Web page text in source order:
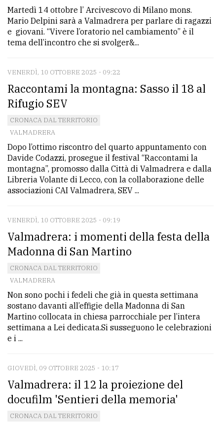
Martedì 14 ottobre l’ Arcivescovo di Milano mons.
Mario Delpini sarà a Valmadrera per parlare di ragazzi
e giovani. “Vivere l’oratorio nel cambiamento” è il
tema dell’incontro che si svolger&...
VENERDÌ, 10 OTTOBRE 2025 - 09:22
Raccontami la montagna: Sasso il 18 al
Rifugio SEV
CRONACA DAL TERRITORIO
VALMADRERA
Dopo l’ottimo riscontro del quarto appuntamento con
Davide Codazzi, prosegue il festival “Raccontami la
montagna”, promosso dalla Città di Valmadrera e dalla
Libreria Volante di Lecco, con la collaborazione delle
associazioni CAI Valmadrera, SEV ...
VENERDÌ, 10 OTTOBRE 2025 - 09:19
Valmadrera: i momenti della festa della
Madonna di San Martino
CRONACA DAL TERRITORIO
VALMADRERA
Non sono pochi i fedeli che già in questa settimana
sostano davanti all’effigie della Madonna di San
Martino collocata in chiesa parrocchiale per l’intera
settimana a Lei dedicata.Si susseguono le celebrazioni
e i ...
GIOVEDÌ, 09 OTTOBRE 2025 - 10:17
Valmadrera: il 12 la proiezione del
docufilm 'Sentieri della memoria'
CRONACA DAL TERRITORIO